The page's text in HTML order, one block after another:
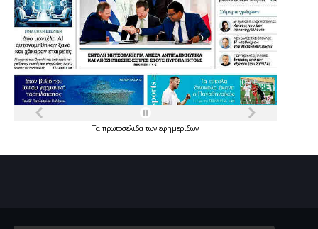
Τα πρωτοσέλιδατων εφημερίδων